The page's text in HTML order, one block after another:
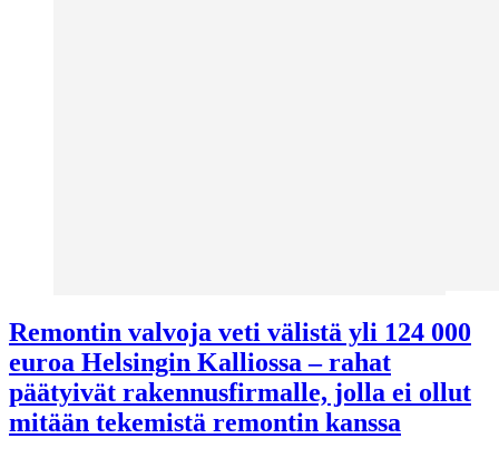
Remontin valvoja veti välistä yli 124 000
euroa Helsingin Kalliossa – rahat
päätyivät rakennusfirmalle, jolla ei ollut
mitään tekemistä remontin kanssa